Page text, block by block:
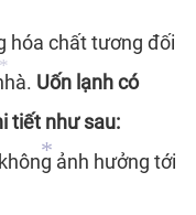
hóa chất tương đối
Uốn lạnh có
tiết như sau:
ảnh hưởng tới